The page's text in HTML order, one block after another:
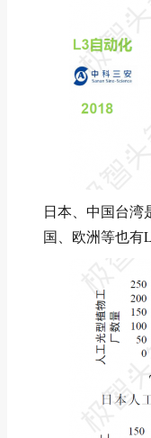
日本、中国台湾
国、欧洲等也有